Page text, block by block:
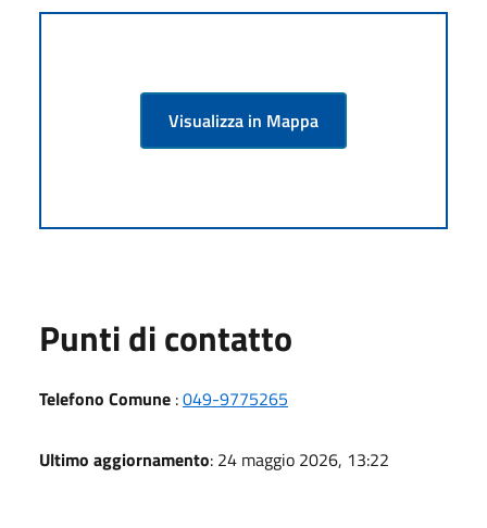
Visualizza in Mappa
Punti di contatto
Telefono Comune :049-9775265
Ultimo aggiornamento: 24 maggio 2026, 13:22